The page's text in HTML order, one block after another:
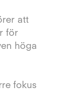
att
för
höga
fokus